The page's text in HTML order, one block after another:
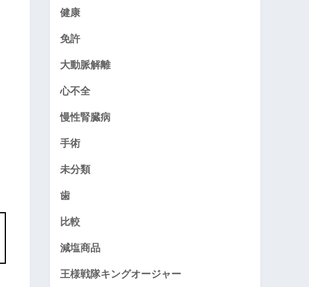
健康
免許
大動脈解離
心不全
慢性腎臓病
手術
未分類
歯
比較
減塩商品
王様戦隊キングオージャー